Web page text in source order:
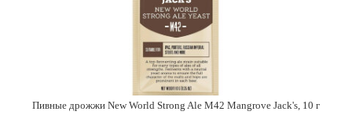
Пивные дрожжи New World Strong Ale M42 Mangrove Jack's, 10 г